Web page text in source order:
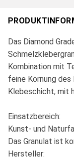
Das Diamond
Kombination mit
feine Körnung
Klebeschicht, mit
Einsatzbereich:
Kunst- und
Das Granulat ist
Hersteller: